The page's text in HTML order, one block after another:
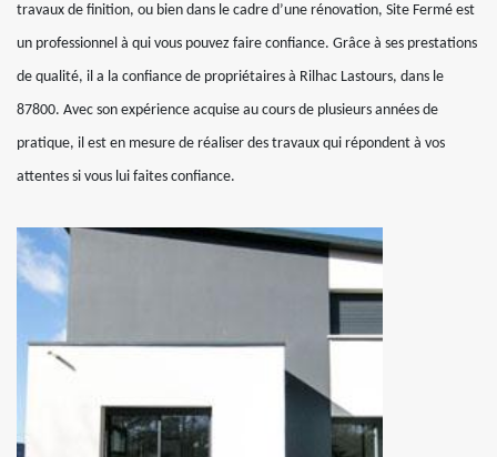
travaux de finition, ou bien dans le cadre d’une rénovation, Site Fermé est
un professionnel à qui vous pouvez faire confiance. Grâce à ses prestations
de qualité, il a la confiance de propriétaires à Rilhac Lastours, dans le
87800. Avec son expérience acquise au cours de plusieurs années de
pratique, il est en mesure de réaliser des travaux qui répondent à vos
attentes si vous lui faites confiance.